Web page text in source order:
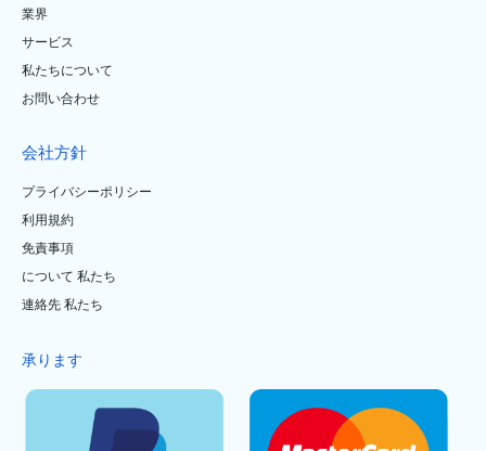
業界
サービス
私たちについて
お問い合わせ
会社方針
プライバシーポリシー
利用規約
免責事項
について 私たち
連絡先 私たち
承ります